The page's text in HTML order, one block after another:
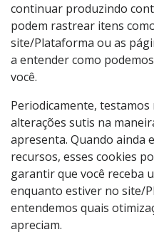
continuar produzindo
podem rastrear itens
site/Plataforma ou as
a entender como
você.
Periodicamente,
alterações sutis na
apresenta. Quando ainda
recursos, esses cookies
garantir que você receba
enquanto estiver no site/
entendemos quais
apreciam.